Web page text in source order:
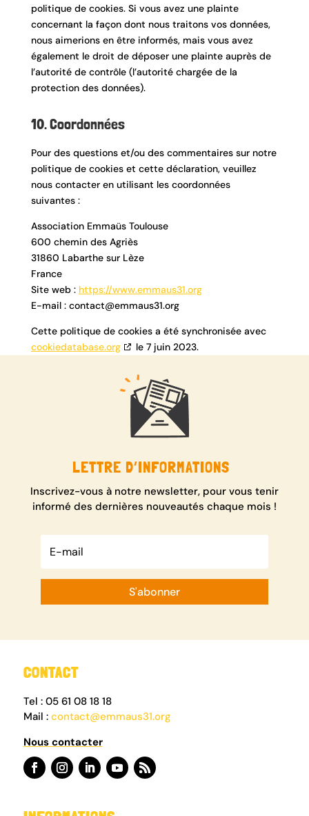
politique de cookies. Si vous avez une plainte
concernant la façon dont nous traitons vos données,
nous aimerions en être informés, mais vous avez
également le droit de déposer une plainte auprès de
l’autorité de contrôle (l’autorité chargée de la
protection des données).
10. Coordonnées
Pour des questions et/ou des commentaires sur notre
politique de cookies et cette déclaration, veuillez
nous contacter en utilisant les coordonnées
suivantes :
Association Emmaüs Toulouse
600 chemin des Agriès
31860 Labarthe sur Lèze
France
Site web : https://www.emmaus31.org
E-mail : contact@emmaus31.org
Cette politique de cookies a été synchronisée avec
cookiedatabase.org
le 7 juin 2023.
LETTRE D’INFORMATIONS
Inscrivez-vous à notre newsletter, pour vous tenir
informé des dernières nouveautés chaque mois !
S'abonner
CONTACT
Tel : 05 61 08 18 18
Mail : contact@emmaus31.org
Nous contacter